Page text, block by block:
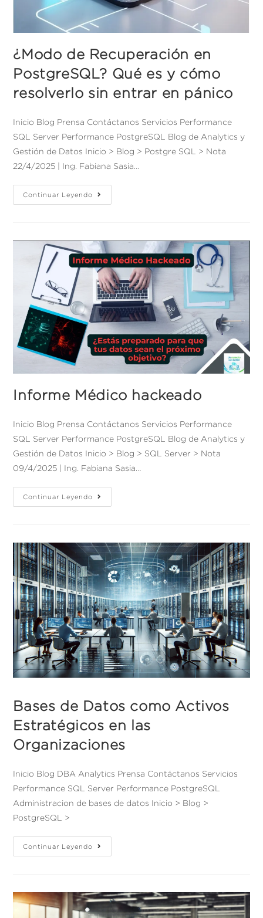
¿Modo de Recuperación en
PostgreSQL? Qué es y cómo
resolverlo sin entrar en pánico
Inicio Blog Prensa Contáctanos Servicios Performance
SQL Server Performance PostgreSQL Blog de Analytics y
Gestión de Datos Inicio > Blog > Postgre SQL > Nota
22/4/2025 | Ing. Fabiana Sasia…
Continuar Leyendo
Informe Médico hackeado
Inicio Blog Prensa Contáctanos Servicios Performance
SQL Server Performance PostgreSQL Blog de Analytics y
Gestión de Datos Inicio > Blog > SQL Server > Nota
09/4/2025 | Ing. Fabiana Sasia…
Continuar Leyendo
Bases de Datos como Activos
Estratégicos en las
Organizaciones
Inicio Blog DBA Analytics Prensa Contáctanos Servicios
Performance SQL Server Performance PostgreSQL
Administracion de bases de datos Inicio > Blog >
PostgreSQL >
Continuar Leyendo